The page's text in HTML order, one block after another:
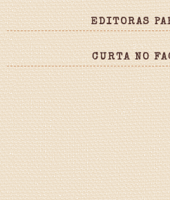
EDITORAS
CURTA NO